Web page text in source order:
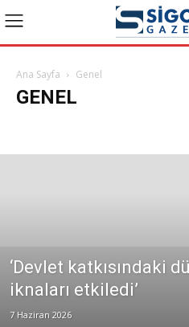
Ana Sayfa Genel
GENEL
‘Devlet katkısındaki
iknaları etkiledi’
7 Haziran 2026